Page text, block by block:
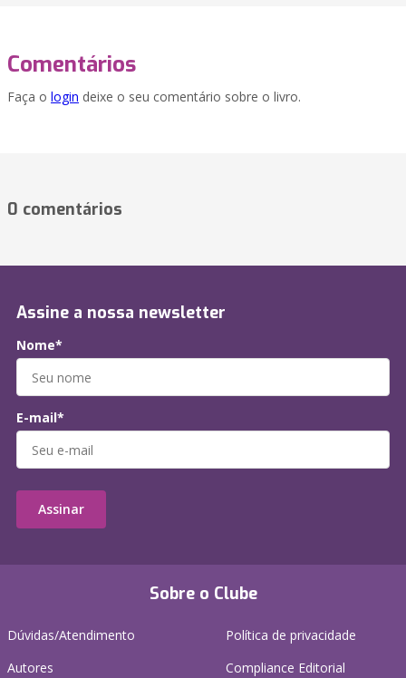
Comentários
Faça o login deixe o seu comentário sobre o livro.
0 comentários
Sobre o Clube
Dúvidas/Atendimento
Autores
Política de privacidade
Compliance Editorial
Assine a nossa newsletter
Nome*
E-mail*
Assinar